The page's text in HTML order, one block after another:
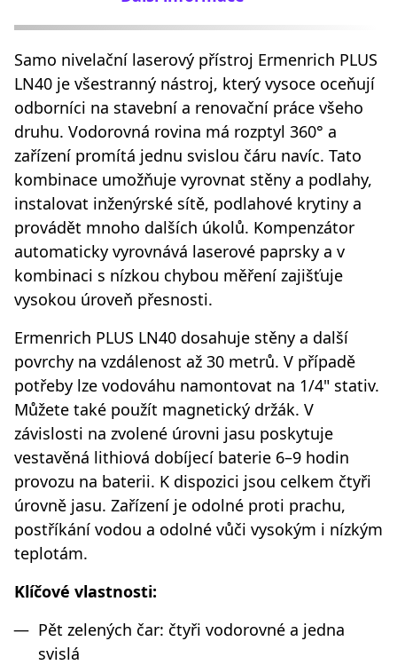
Samo nivelační laserový přístroj Ermenrich PLUS
LN40 je všestranný nástroj, který vysoce oceňují
odborníci na stavební a renovační práce všeho
druhu. Vodorovná rovina má rozptyl 360° a
zařízení promítá jednu svislou čáru navíc. Tato
kombinace umožňuje vyrovnat stěny a podlahy,
instalovat inženýrské sítě, podlahové krytiny a
provádět mnoho dalších úkolů. Kompenzátor
automaticky vyrovnává laserové paprsky a v
kombinaci s nízkou chybou měření zajišťuje
vysokou úroveň přesnosti.
Ermenrich PLUS LN40 dosahuje stěny a další
povrchy na vzdálenost až 30 metrů. V případě
potřeby lze vodováhu namontovat na 1/4" stativ.
Můžete také použít magnetický držák. V
závislosti na zvolené úrovni jasu poskytuje
vestavěná lithiová dobíjecí baterie 6–9 hodin
provozu na baterii. K dispozici jsou celkem čtyři
úrovně jasu. Zařízení je odolné proti prachu,
postříkání vodou a odolné vůči vysokým i nízkým
teplotám.
Klíčové vlastnosti:
Pět zelených čar: čtyři vodorovné a jedna
svislá